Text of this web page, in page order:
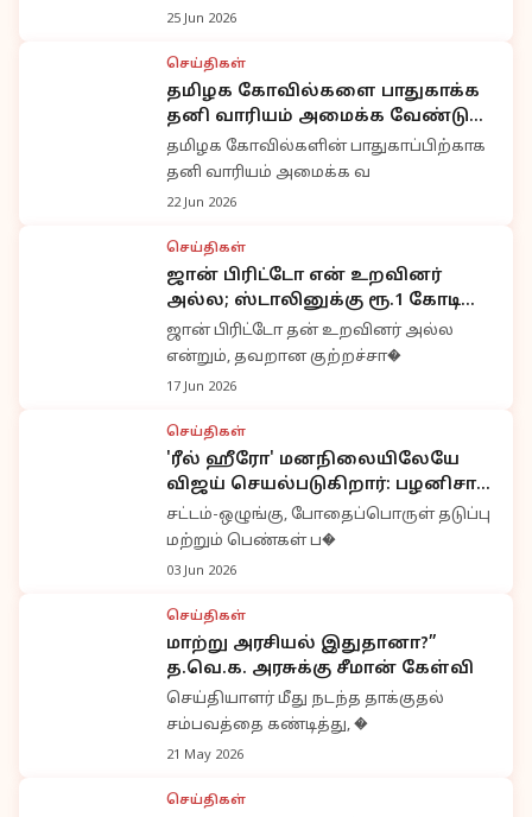
25 Jun 2026
செய்திகள்
தமிழக கோவில்களை பாதுகாக்க
தனி வாரியம் அமைக்க வேண்டும்;
ஹிந்து முன்னணி தீர்மானம்
தமிழக கோவில்களின் பாதுகாப்பிற்காக
தனி வாரியம் அமைக்க வ
22 Jun 2026
செய்திகள்
ஜான் பிரிட்டோ என் உறவினர்
அல்ல; ஸ்டாலினுக்கு ரூ.1 கோடி
நஷ்டஈடு நோட்டீஸ் அனுப்பிய
அமைச்சர் ஆதவ்
ஜான் பிரிட்டோ தன் உறவினர் அல்ல
என்றும், தவறான குற்றச்சா�
17 Jun 2026
செய்திகள்
'ரீல் ஹீரோ' மனநிலையிலேயே
விஜய் செயல்படுகிறார்: பழனிசாமி
கடும் தாக்கு
சட்டம்-ஒழுங்கு, போதைப்பொருள் தடுப்பு
மற்றும் பெண்கள் ப�
03 Jun 2026
செய்திகள்
மாற்று அரசியல் இதுதானா?”
த.வெ.க. அரசுக்கு சீமான் கேள்வி
செய்தியாளர் மீது நடந்த தாக்குதல்
சம்பவத்தை கண்டித்து, �
21 May 2026
செய்திகள்